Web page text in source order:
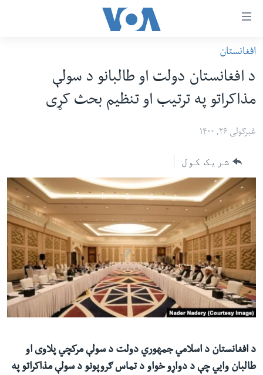
رسي
وړ
اتصالات
متن
شئ
عمومي
لارښود
ته
لاړ
شئ
لټون
ځای
شئ
سیمه
امریکا
ښځې او نجونې
ځوانان
د بیان ازادي
روغتیا
سرمقاله
له مونږ سره په تماس کې پاتې شئ
ژبې
افغانستان
د افغانستان دولت او طالبانو د سولې
مذاکراتو په ترتیب او تنظیم بحث کړی
غبرګولی ۲۶, ۱۴۰۰
شریک کول
د افغانستان د اسلامي جمهوري دولت د سولې مرکچي پلاوی او
طالبان وايي چې د دواړو خواو د تماس ګروپونو د سولې مذاکراتو په